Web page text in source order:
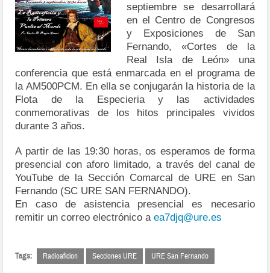
septiembre se desarrollará
en el Centro de Congresos
y Exposiciones de San
Fernando, «Cortes de la
Real Isla de León» una
conferencia que está enmarcada en el programa de
la AM500PCM. En ella se conjugarán la historia de la
Flota de la Especieria y las actividades
conmemorativas de los hitos principales vividos
durante 3 años.
A partir de las 19:30 horas, os esperamos de forma
presencial con aforo limitado, a través del canal de
YouTube de la Sección Comarcal de URE en San
Fernando (SC URE SAN FERNANDO).
En caso de asistencia presencial es necesario
remitir un correo electrónico aea7djq@ure.es
Tags: Radioaficion Secciones URE URE San Fernando